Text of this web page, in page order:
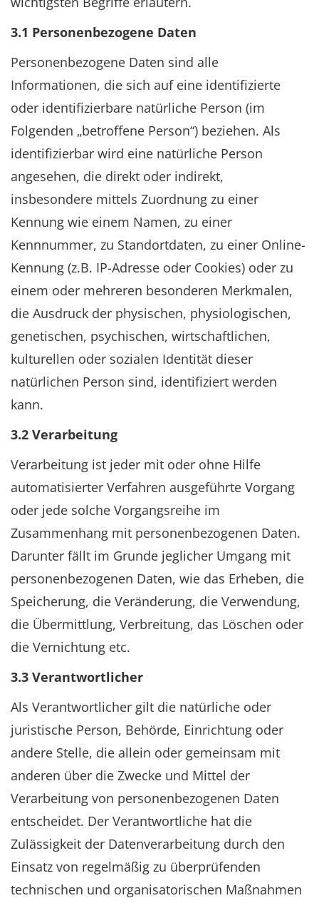
3.1 Personenbezogene Daten
Personenbezogene Daten sind alle
Informationen, die sich auf eine identifizierte
oder identifizierbare natürliche Person (im
Folgenden „betroffene Person“) beziehen. Als
identifizierbar wird eine natürliche Person
angesehen, die direkt oder indirekt,
insbesondere mittels Zuordnung zu einer
Kennung wie einem Namen, zu einer
Kennnummer, zu Standortdaten, zu einer Online-
Kennung (z.B. IP-Adresse oder Cookies) oder zu
einem oder mehreren besonderen Merkmalen,
die Ausdruck der physischen, physiologischen,
genetischen, psychischen, wirtschaftlichen,
kulturellen oder sozialen Identität dieser
natürlichen Person sind, identifiziert werden
kann.
3.2 Verarbeitung
Verarbeitung ist jeder mit oder ohne Hilfe
automatisierter Verfahren ausgeführte Vorgang
oder jede solche Vorgangsreihe im
Zusammenhang mit personenbezogenen Daten.
Darunter fällt im Grunde jeglicher Umgang mit
personenbezogenen Daten, wie das Erheben, die
Speicherung, die Veränderung, die Verwendung,
die Übermittlung, Verbreitung, das Löschen oder
die Vernichtung etc.
3.3 Verantwortlicher
Als Verantwortlicher gilt die natürliche oder
juristische Person, Behörde, Einrichtung oder
andere Stelle, die allein oder gemeinsam mit
anderen über die Zwecke und Mittel der
Verarbeitung von personenbezogenen Daten
entscheidet. Der Verantwortliche hat die
Zulässigkeit der Datenverarbeitung durch den
Einsatz von regelmäßig zu überprüfenden
technischen und organisatorischen Maßnahmen